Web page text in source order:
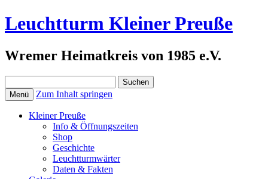
Leuchtturm Kleiner Preuße
Wremer Heimatkreis von 1985 e.V.
nach:
Menü Zum Inhalt springen
Kleiner Preuße
Info & Öffnungszeiten
Shop
Geschichte
Leuchtturmwärter
Daten & Fakten